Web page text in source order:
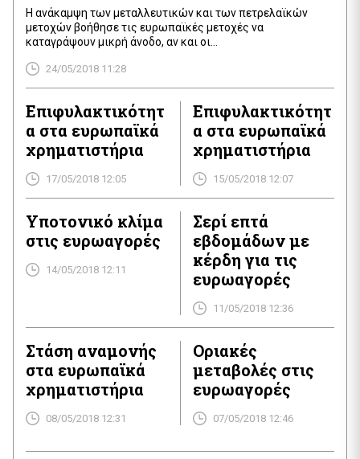
Η ανάκαμψη των μεταλλευτικών και των πετρελαϊκών
μετοχών βοήθησε τις ευρωπαϊκές μετοχές να
καταγράψουν μικρή άνοδο, αν και οι
έρευνας από τις ΗΠΑ για τις εισαγωγές αυτοκινήτων. Ο
πανευρωπαϊκός δείκτης STOXX 600 ενισχύθηκε κατά 0,1%,
μετά από υποχώρηση άνω του 1% σε χαμηλό τριάμισι
μηνών στη χθεσινή συνεδρίαση καθώς […]
24/05/2018 11:28
Επιφυλακτικότητ
α στα ευρωπαϊκά
χρηματιστήρια
17/05/2018 12:05
Επιφυλακτικότητ
α στα ευρωπαϊκά
χρηματιστήρια
15/05/2018 12:07
Υποτονικό κλίμα
στις ευρωαγορές
14/05/2018 12:11
Σερί επτά
εβδομάδων με
κέρδη για τις
ευρωαγορές
11/05/2018 12:36
Στάση αναμονής
στα ευρωπαϊκά
χρηματιστήρια
08/05/2018 12:31
Οριακές
μεταβολές στις
ευρωαγορές
07/05/2018 12:46